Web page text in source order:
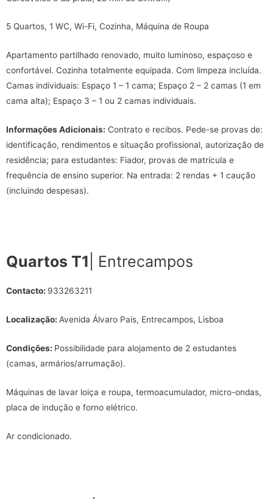
5 Quartos, 1 WC, Wi-Fi, Cozinha, Máquina de Roupa
Apartamento partilhado renovado, muito luminoso, espaçoso e
confortável. Cozinha totalmente equipada. Com limpeza incluída.
Camas individuais: Espaço 1 – 1 cama; Espaço 2 – 2 camas (1 em
cama alta); Espaço 3 – 1 ou 2 camas individuais.
Informações Adicionais: Contrato e recibos. Pede-se provas de:
identificação, rendimentos e situação profissional, autorização de
residência; para estudantes: Fiador, provas de matrícula e
frequência de ensino superior. Na entrada: 2 rendas + 1 caução
(incluindo despesas).
Quartos T1 | Entrecampos
Contacto: 933263211
Localização: Avenida Álvaro Pais, Entrecampos, Lisboa
Condições: Possibilidade para alojamento de 2 estudantes
(camas, armários/arrumação).
Máquinas de lavar loiça e roupa, termoacumulador, micro-ondas,
placa de indução e forno elétrico.
Ar condicionado.